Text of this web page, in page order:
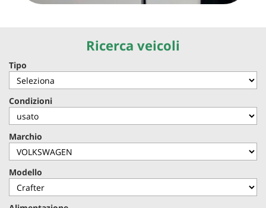
Ricerca veicoli
Tipo
Condizioni
Marchio
Modello